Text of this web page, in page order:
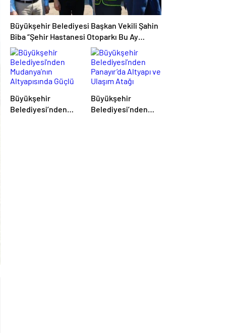
Büyükşehir Belediyesi Başkan Vekili Şahin
Biba “Şehir Hastanesi Otoparkı Bu Ay
Hizmete Açılacak”
Büyükşehir
Belediyesi’nden
Büyükşehir
Belediyesi’nden